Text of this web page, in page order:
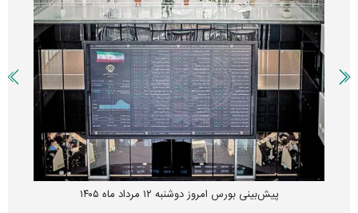
پیش‌بینی بورس امروز دوشنبه ۱۲ مرداد ماه ۱۴۰۵